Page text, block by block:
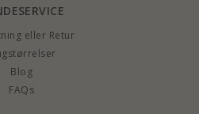
eller Retur
Blog
FAQs